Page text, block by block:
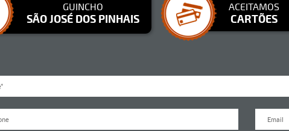
GUINCHO
SÃO JOSÉ DOS PINHAIS
ACEITAMOS
CARTÕES